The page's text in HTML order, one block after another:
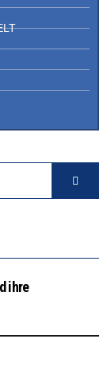
ihre